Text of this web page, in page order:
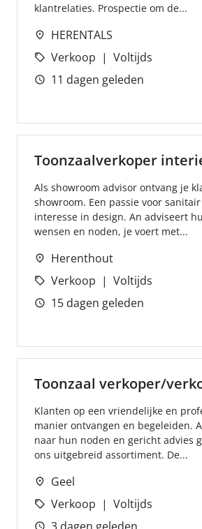
klantrelaties. Prospectie om de...
HERENTALS
Verkoop
Voltijds
11 dagen geleden
Toonzaalverkoper
Als showroom advisor ontvang je
showroom. Een passie voor
interesse in design. An adviseert
wensen en noden, je voert met...
Herenthout
Verkoop
Voltijds
15 dagen geleden
Toonzaal verkoper/
Klanten op een vriendelijke en
manier ontvangen en begeleiden.
naar hun noden en gericht advies
ons uitgebreid assortiment. De...
Geel
Verkoop
Voltijds